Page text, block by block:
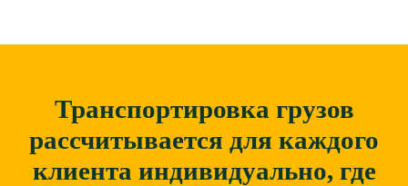
Транспортировка грузов
рассчитывается для каждого
клиента индивидуально, где